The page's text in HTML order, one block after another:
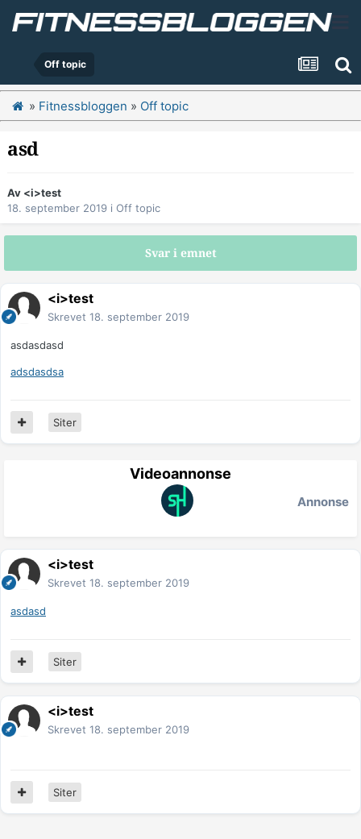
Off topic
» Fitnessbloggen » Off topic
asd
Av <i>test
18. september 2019 i Off topic
Svar i emnet
<i>test
Skrevet 18. september 2019
asdasdasd
adsdasdsa
Siter
Videoannonse
Annonse
<i>test
Skrevet 18. september 2019
asdasd
Siter
<i>test
Skrevet 18. september 2019
Siter